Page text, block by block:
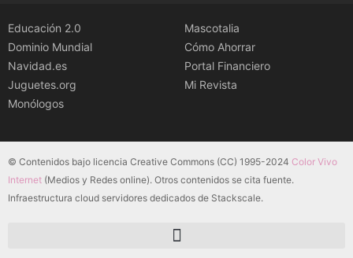
Educación 2.0
Dominio Mundial
Navidad.es
Juguetes.org
Monólogos
Mascotalia
Cómo Ahorrar
Portal Financiero
Mi Revista
© Contenidos bajo licencia Creative Commons (CC) 1995-2024 Color Vivo
Internet (Medios y Redes online). Otros contenidos se cita fuente.
Infraestructura cloud servidores dedicados de Stackscale.